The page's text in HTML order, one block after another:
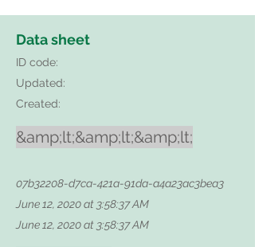
Data sheet
ID code:
Updated:
Created:
&amp;lt;&amp;lt;&amp;lt;
07b32208-d7ca-421a-91da-a4a23ac3bea3
June 12, 2020 at 3:58:37 AM
June 12, 2020 at 3:58:37 AM